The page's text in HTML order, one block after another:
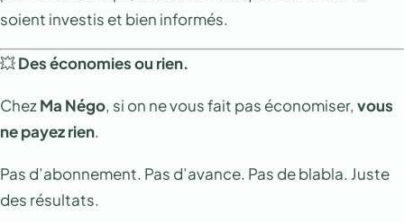
soient investis et bien informés.
💥Des économies ou rien.
ChezMa Négo, si on ne vous fait pas économiser, vous
ne payez rien.
Pas d’abonnement. Pas d’avance. Pas de blabla. Juste
des résultats.